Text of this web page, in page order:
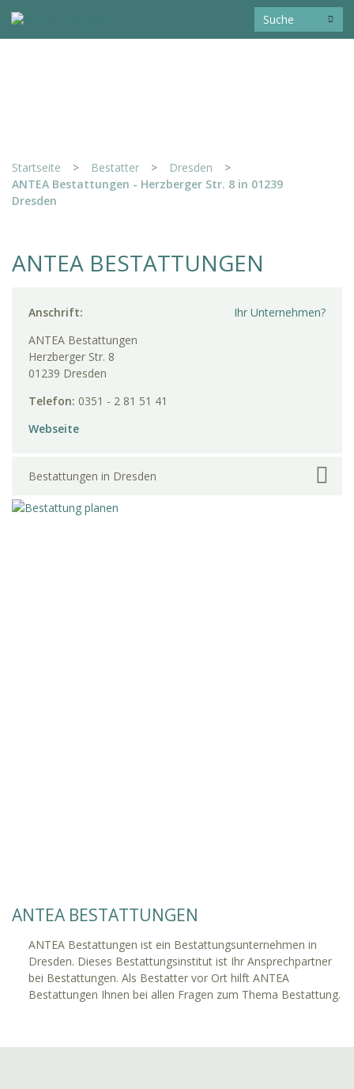
Startseite > Bestatter > Dresden
>
ANTEA Bestattungen - Herzberger Str. 8 in 01239
Dresden
ANTEA BESTATTUNGEN
Ihr Unternehmen?
Anschrift:
ANTEA Bestattungen
Herzberger Str. 8
01239 Dresden
Telefon: 0351 - 2 81 51 41
Webseite
Bestattungen in Dresden
ANTEA BESTATTUNGEN
ANTEA Bestattungen ist ein Bestattungsunternehmen in
Dresden. Dieses Bestattungsinstitut ist Ihr Ansprechpartner
bei Bestattungen. Als Bestatter vor Ort hilft ANTEA
Bestattungen Ihnen bei allen Fragen zum Thema Bestattung.